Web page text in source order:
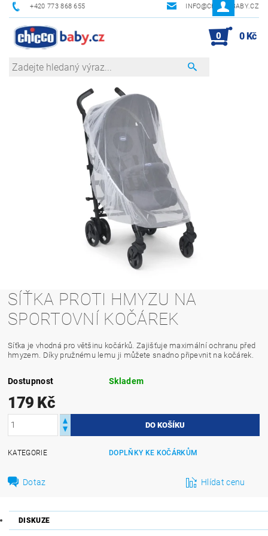
+420 773 868 655 INFO@CHICCOBABY.CZ
0 0 Kč
SÍŤKA PROTI HMYZU NA
SPORTOVNÍ KOČÁREK
Síťka je vhodná pro většinu kočárků. Zajišťuje maximální ochranu před
hmyzem. Díky pružnémulemu ji můžete snadno připevnit na kočárek.
Dostupnost Skladem
179 Kč
KATEGORIE DOPLŇKY KE KOČÁRKŮM
Dotaz Hlídat cenu
DISKUZE